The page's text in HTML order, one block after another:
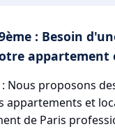
: Besoin
appartement
: Nous proposons
appartements et
de Paris